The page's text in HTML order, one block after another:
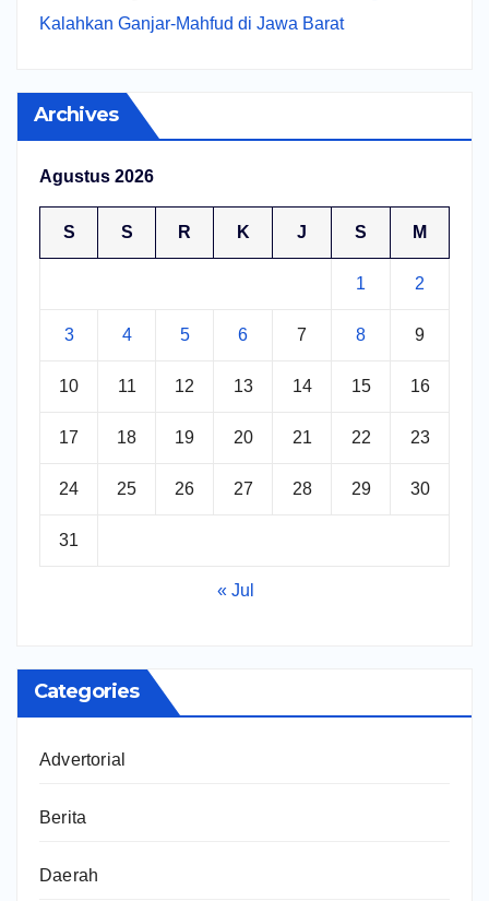
Kalahkan Ganjar-Mahfud di Jawa Barat
Archives
Agustus 2026
S S R K J S M
1 2
3 4 5 6 7 8 9
10 11 12 13 14 15 16
17 18 19 20 21 22 23
24 25 26 27 28 29 30
31
« Jul
Categories
Advertorial
Berita
Daerah